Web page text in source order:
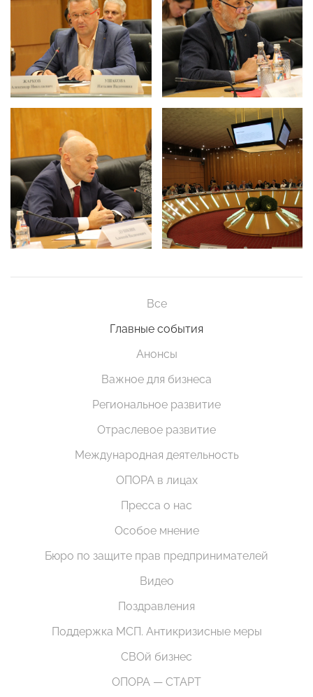
Все
Главные события
Анонсы
Важное для бизнеса
Региональное развитие
Отраслевое развитие
Международная деятельность
ОПОРА в лицах
Пресса о нас
Особое мнение
Бюро по защите прав предпринимателей
Видео
Поздравления
Поддержка МСП. Антикризисные меры
СВОй бизнес
ОПОРА — СТАРТ